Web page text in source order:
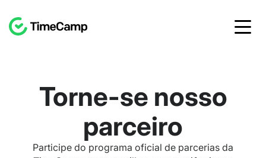
Torne-se nosso
parceiro
Participe do programa oficial de parcerias da